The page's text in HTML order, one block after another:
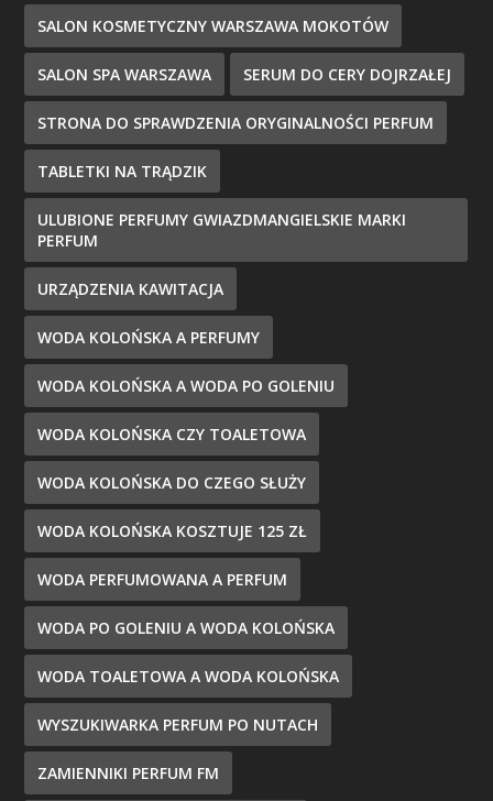
SALON KOSMETYCZNY WARSZAWA MOKOTÓW
SALON SPA WARSZAWA SERUM DO CERY DOJRZAŁEJ
STRONA DO SPRAWDZENIA ORYGINALNOŚCI PERFUM
TABLETKI NA TRĄDZIK
ULUBIONE PERFUMY GWIAZDMANGIELSKIE MARKI
PERFUM
URZĄDZENIA KAWITACJA
WODA KOLOŃSKA A PERFUMY
WODA KOLOŃSKA A WODA PO GOLENIU
WODA KOLOŃSKA CZY TOALETOWA
WODA KOLOŃSKA DO CZEGO SŁUŻY
WODA KOLOŃSKA KOSZTUJE 125 ZŁ
WODA PERFUMOWANA A PERFUM
WODA PO GOLENIU A WODA KOLOŃSKA
WODA TOALETOWA A WODA KOLOŃSKA
WYSZUKIWARKA PERFUM PO NUTACH
ZAMIENNIKI PERFUM FM